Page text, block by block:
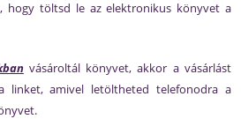
hogy töltsd le az elektronikus könyvet a
vásároltál könyvet, akkor a vásárlást
linket, amivel letöltheted telefonodra a